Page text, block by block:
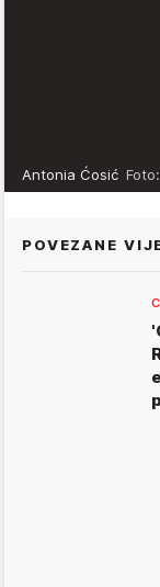
Antonia Ćosić
POVEZANE